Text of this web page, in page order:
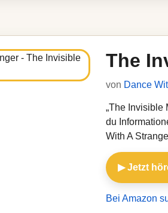
The
von Dance
„The Invisible
du
With A
▶ Jetzt
Bei Amazon